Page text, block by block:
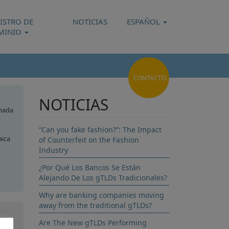
DE
NOTICIAS ESPAÑOL
CONTACTO
NOTICIAS
“Can you fake fashion?”: The Impact
of Counterfeit on the Fashion
Industry
¿Por Qué Los Bancos Se Están
Alejando De Los gTLDs Tradicionales?
Why are banking companies moving
away from the traditional gTLDs?
Are The New gTLDs Performing